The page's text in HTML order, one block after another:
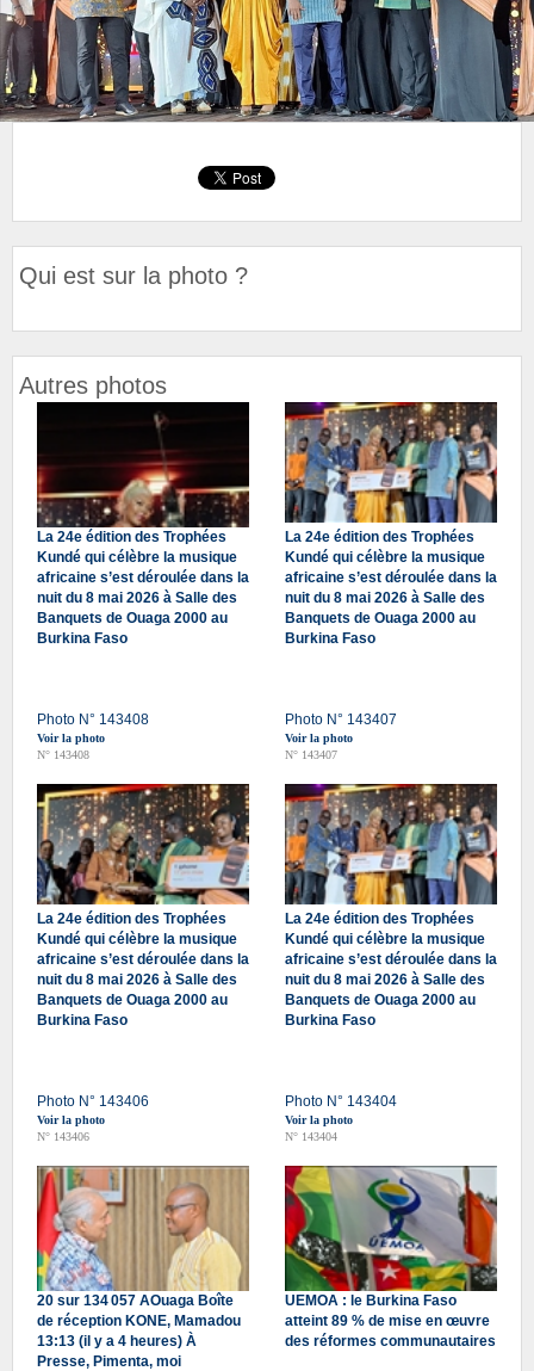
Qui est sur la photo ?
Autres photos
La 24e édition des Trophées
Kundé qui célèbre la musique
africaine s’est déroulée dans la
nuit du 8 mai 2026 à Salle des
Banquets de Ouaga 2000 au
Burkina Faso
Photo N° 143408
Voir la photo
N° 143408
La 24e édition des Trophées
Kundé qui célèbre la musique
africaine s’est déroulée dans la
nuit du 8 mai 2026 à Salle des
Banquets de Ouaga 2000 au
Burkina Faso
Photo N° 143407
Voir la photo
N° 143407
La 24e édition des Trophées
Kundé qui célèbre la musique
africaine s’est déroulée dans la
nuit du 8 mai 2026 à Salle des
Banquets de Ouaga 2000 au
Burkina Faso
Photo N° 143406
Voir la photo
N° 143406
La 24e édition des Trophées
Kundé qui célèbre la musique
africaine s’est déroulée dans la
nuit du 8 mai 2026 à Salle des
Banquets de Ouaga 2000 au
Burkina Faso
Photo N° 143404
Voir la photo
N° 143404
20 sur 134 057 AOuaga Boîte
de réception KONE, Mamadou
13:13 (il y a 4 heures) À
Presse, Pimenta, moi
UEMOA : le Burkina Faso
atteint 89 % de mise en œuvre
des réformes communautaires